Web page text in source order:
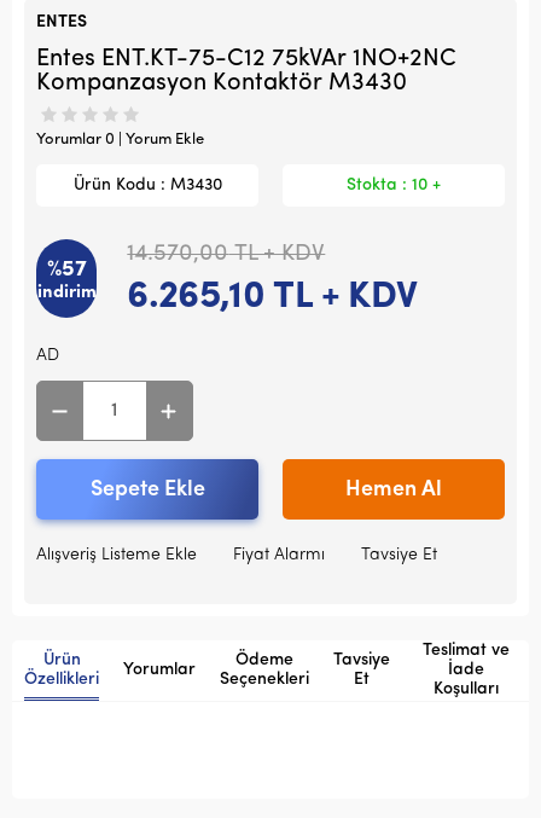
ENTES
Entes ENT.KT-75-C12 75kVAr 1NO+2NC
Kompanzasyon Kontaktör M3430
Yorumlar 0 | Yorum Ekle
Ürün Kodu : M3430 Stokta : 10 +
%57
indirim
14.570,00TL + KDV
6.265,10 TL + KDV
AD
Sepete Ekle Hemen Al
Alışveriş Listeme Ekle Fiyat Alarmı Tavsiye Et
Ürün
Özellikleri
Yorumlar
Ödeme
Seçenekleri
Tavsiye
Et
Teslimat ve
İade
Koşulları